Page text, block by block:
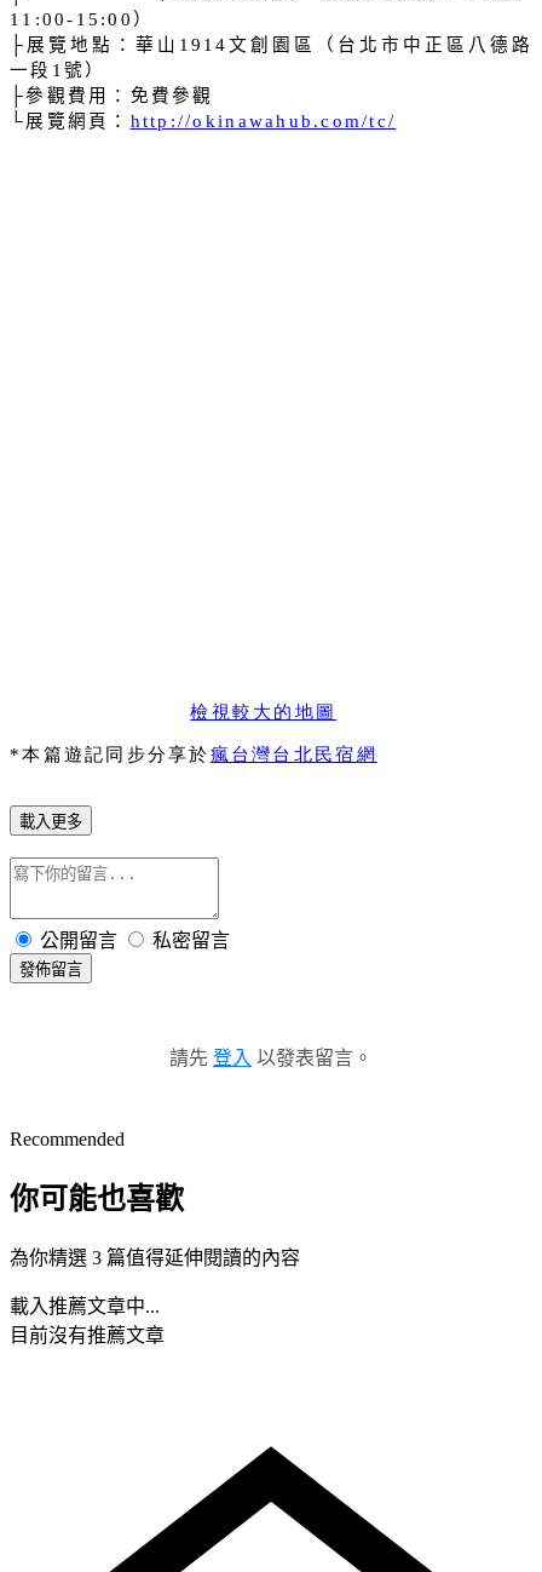
11:00-15:00）
├展覽地點：華山 1914文創園區（台北市中正區八德路
一段 1 號）
├參觀費用：免費參觀
└展覽網頁： http://okinawahub.com/tc/
檢視較大的地圖
*本篇遊記同步分享於瘋台灣台北民宿網
載入更多
公開留言 私密留言
發佈留言
請先 登入 以發表留言。
Recommended
你可能也喜歡
為你精選 3 篇值得延伸閱讀的內容
載入推薦文章中...
目前沒有推薦文章